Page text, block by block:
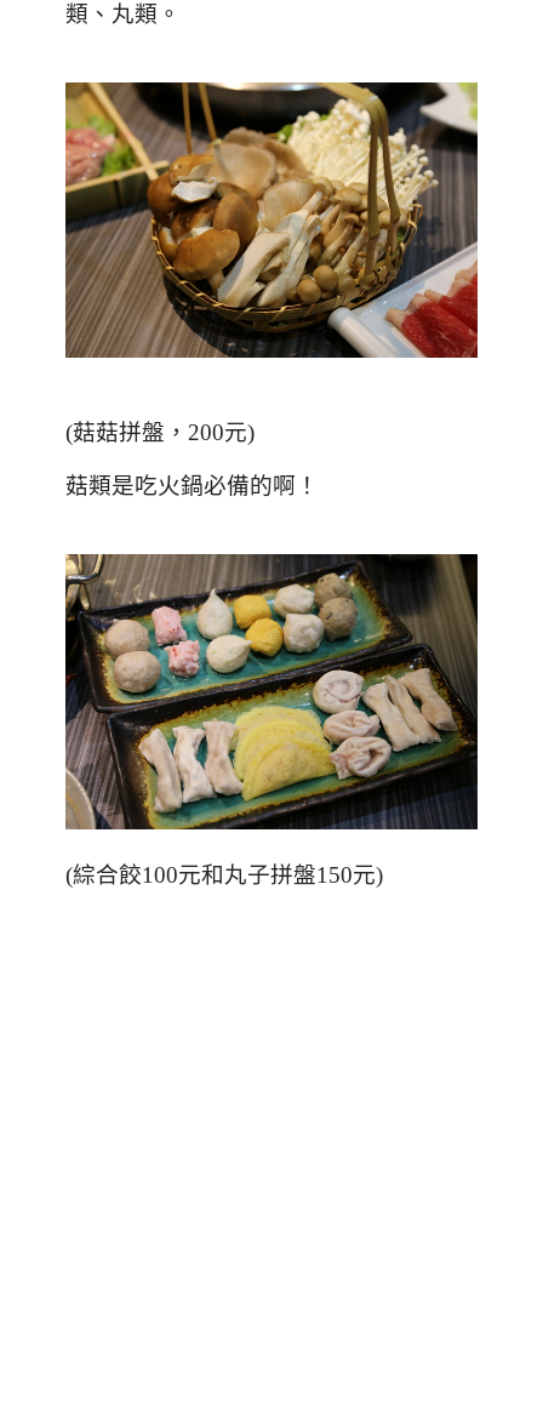
類、丸類。
(菇菇拼盤，200元)
菇類是吃火鍋必備的啊！
(綜合餃100元和丸子拼盤150元)